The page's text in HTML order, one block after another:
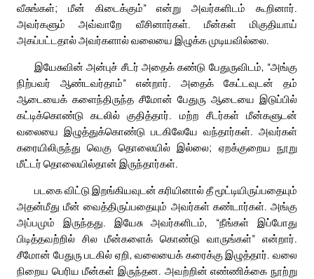
வீசுங்கள்; மீன் கிடைக்கும்” என்று அவர்களிடம் கூறினார்.
அவர்களும் அவ்வாறே வீசினார்கள். மீன்கள் மிகுதியாய்
அகப்பட்டதால் அவர்களால் வலையை இழுக்க முடியவில்லை.
இயேசுவின் அன்புச் சீடர் அதைக் கண்டு பேதுருவிடம், “அங்கு
நிற்பவர் ஆண்டவர்தாம்” என்றார். அதைக் கேட்டவுடன் தம்
ஆடையைக் களைந்திருந்த சீமோன் பேதுரு ஆடையை இடுப்பில்
கட்டிக்கொண்டு கடலில் குதித்தார். மற்ற சீடர்கள் மீன்களுடன்
வலையை இழுத்துக்கொண்டு படகிலேயே வந்தார்கள். அவர்கள்
கரையிலிருந்து வெகு தொலையில் இல்லை; ஏறக்குறைய நூறு
மீட்டர் தொலையில்தான் இருந்தார்கள்.
படகை விட்டு இறங்கியவுடன் கரியினால் தீ மூட்டியிருப்பதையும்
அதன்மீது மீன் வைத்திருப்பதையும் அவர்கள் கண்டார்கள். அங்கு
அப்பமும் இருந்தது. இயேசு அவர்களிடம், “நீங்கள் இப்போது
பிடித்தவற்றில் சில மீன்களைக் கொண்டு வாருங்கள்” என்றார்.
சீமோன் பேதுரு படகில் ஏறி, வலையைக் கரைக்கு இழுத்தார். வலை
நிறைய பெரிய மீன்கள் இருந்தன. அவற்றின் எண்ணிக்கை நூற்று